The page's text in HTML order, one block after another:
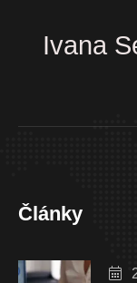
Ivana
Články